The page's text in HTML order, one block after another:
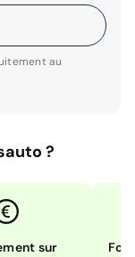
au
?
sur